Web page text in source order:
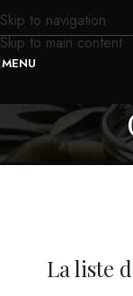
Skip to navigation
Skip to main content
MENU
La liste